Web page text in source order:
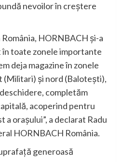
nevoilor în creștere
HORNBACH și-a
toate zonele importante
deja magazine în zonele
(Militari) și nord (Balotești),
completăm
acoperind pentru
a orașului”, a declarat Radu
HORNBACH România.
generoasă